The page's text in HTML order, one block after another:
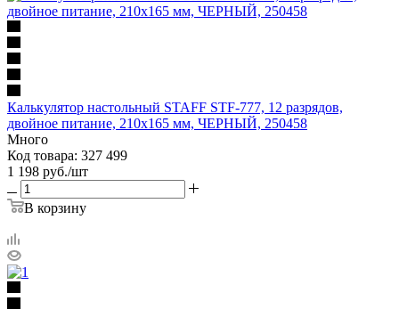
Калькулятор настольный STAFF STF-777, 12 разрядов,
двойное питание, 210x165 мм, ЧЕРНЫЙ, 250458
Много
Код товара: 327 499
1 198 руб./шт
В корзину